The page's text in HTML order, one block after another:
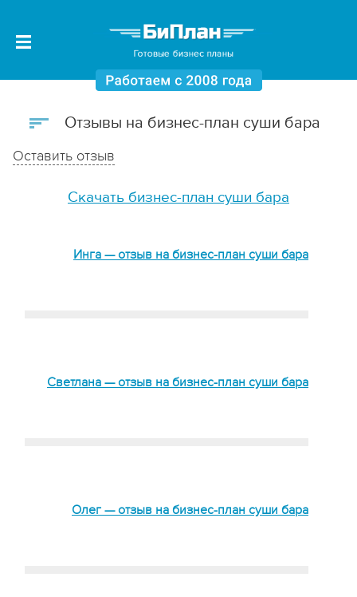
Отзывы на бизнес-план суши бара
Оставить отзыв
Скачать бизнес-план суши бара
Инга — отзыв на бизнес-план суши бара
Светлана — отзыв на бизнес-план суши бара
Олег — отзыв на бизнес-план суши бара